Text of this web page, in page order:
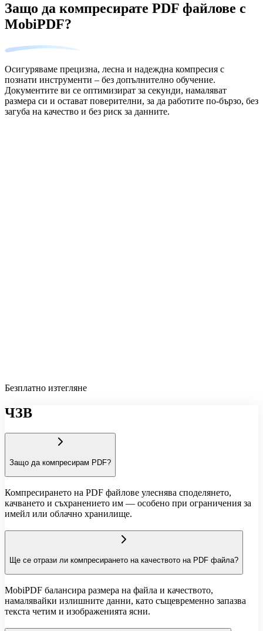
Защо да компресирате PDF файлове с
MobiPDF?
Осигуряваме прецизна, лесна и надеждна компресия с
познати инструменти – без допълнително обучение.
Документите ви се оптимизират за секунди, намаляват
размера си и остават поверителни, за да работите по-бързо, без
загуба на качество и без риск за данните.
Безплатно изтегляне
ЧЗВ
Защо да компресирам PDF?
Компресирането на PDF файлове улеснява споделянето,
качването и съхранението им — особено при ограничения за
имейл или облачно хранилище.
Ще се отрази ли компресирането на качеството на PDF файла?
MobiPDF балансира размера на файла и качеството,
намалявайки излишните данни, като същевременно запазва
текста четим и изображенията ясни.